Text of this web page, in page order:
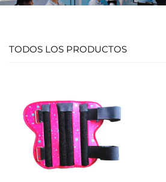
TODOS LOS PRODUCTOS